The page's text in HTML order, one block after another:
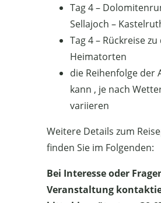
Tag 4 –
Sellajoch –
Tag 4 – Rückreise zu
Heimatorten
die Reihenfolge der
kann , je nach
variieren
Weitere Details zum
finden Sie im Folgenden:
Bei Interesse oder
Veranstaltung